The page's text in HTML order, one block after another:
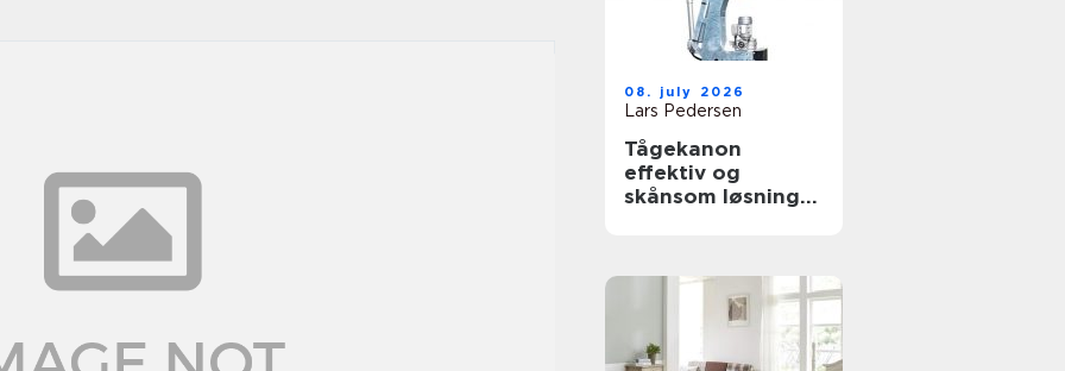
08. july 2026
Lars Pedersen
Tågekanon
effektiv og
skånsom løsning